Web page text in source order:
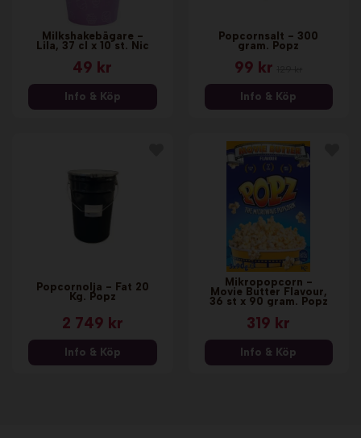
Milkshakebägare -
Lila, 37 cl x 10 st. Nic
49 kr
Info & Köp
Popcornsalt - 300
gram. Popz
99 kr
Info & Köp
Popcornolja - Fat 20
Kg. Popz
2 749 kr
Info & Köp
Mikropopcorn -
Movie Butter Flavour,
36 st x 90 gram. Popz
319 kr
Info & Köp